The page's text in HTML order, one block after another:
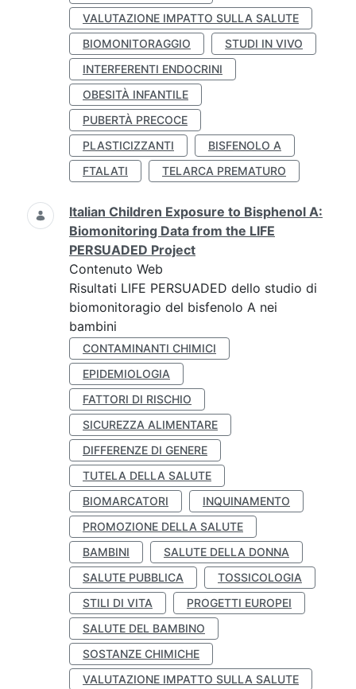
VALUTAZIONE IMPATTO SULLA SALUTE
BIOMONITORAGGIO
STUDI IN VIVO
INTERFERENTI ENDOCRINI
OBESITÀ INFANTILE
PUBERTÀ PRECOCE
PLASTICIZZANTI
BISFENOLO A
FTALATI
TELARCA PREMATURO
Italian Children Exposure to Bisphenol A:
Biomonitoring Data from the LIFE
PERSUADED Project
Contenuto Web
Risultati LIFE PERSUADED dello studio di
biomonitoragio del bisfenolo A nei
bambini
CONTAMINANTI CHIMICI
EPIDEMIOLOGIA
FATTORI DI RISCHIO
SICUREZZA ALIMENTARE
DIFFERENZE DI GENERE
TUTELA DELLA SALUTE
BIOMARCATORI
INQUINAMENTO
PROMOZIONE DELLA SALUTE
BAMBINI
SALUTE DELLA DONNA
SALUTE PUBBLICA
TOSSICOLOGIA
STILI DI VITA
PROGETTI EUROPEI
SALUTE DEL BAMBINO
SOSTANZE CHIMICHE
VALUTAZIONE IMPATTO SULLA SALUTE